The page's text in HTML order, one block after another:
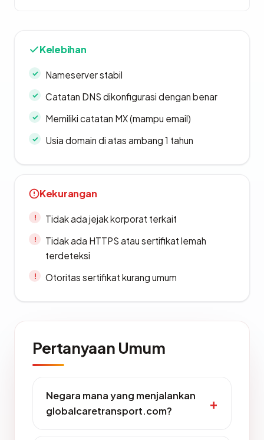
Kelebihan
Nameserver stabil
Catatan DNS dikonfigurasi dengan benar
Memiliki catatan MX (mampu email)
Usia domain di atas ambang 1 tahun
Kekurangan
Tidak ada jejak korporat terkait
Tidak ada HTTPS atau sertifikat lemah
terdeteksi
Otoritas sertifikat kurang umum
Pertanyaan Umum
Negara mana yang menjalankan
globalcaretransport.com?